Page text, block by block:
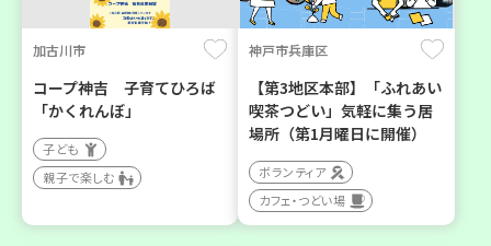
加古川市
コープ神吉 子育てひろば
「かくれんぼ」
子ども
親子で楽しむ
神戸市兵庫区
【第3地区本部】「ふれあい
喫茶つどい」気軽に集う居
場所（第1月曜日に開催）
ボランティア
カフェ・つどい場